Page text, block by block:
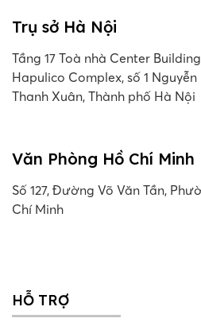
Trụ sở Hà Nội
Tầng 17 Toà nhà Center Building
Hapulico Complex, số 1
Thanh Xuân, Thành phố Hà Nội
Văn Phòng Hồ Chí Minh
Số 127, Đường Võ Văn Tần,
Chí Minh
HỖ TRỢ